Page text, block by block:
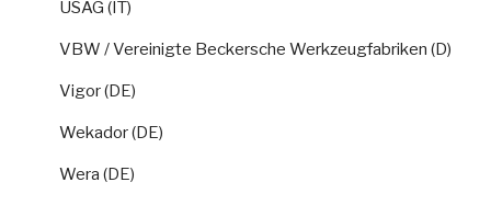
USAG (IT)
VBW / Vereinigte Beckersche Werkzeugfabriken (D)
Vigor (DE)
Wekador (DE)
Wera (DE)